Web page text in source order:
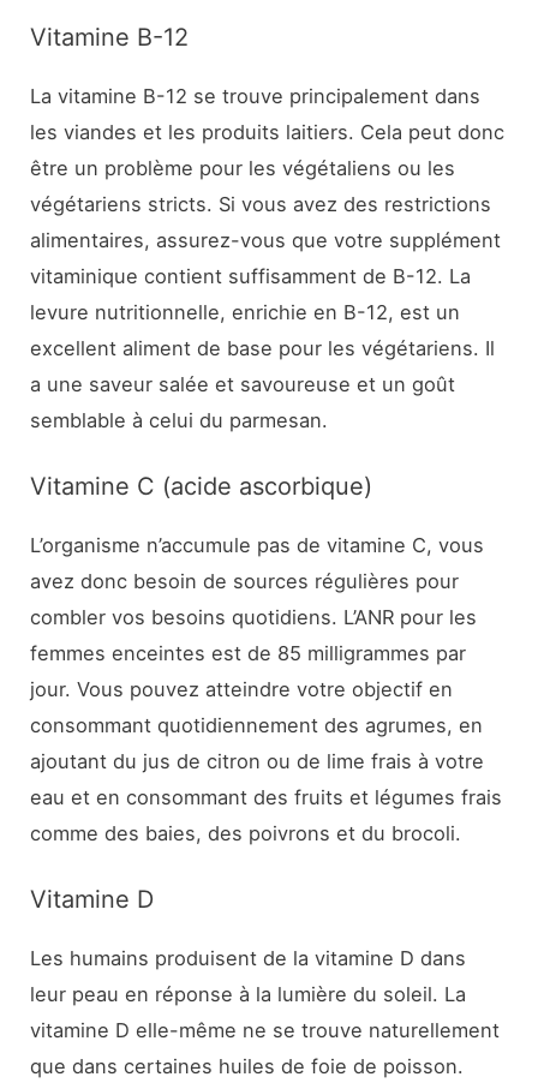
Vitamine B-12
La vitamine B-12 se trouve principalement dans
les viandes et les produits laitiers. Cela peut donc
être un problème pour les végétaliens ou les
végétariens stricts. Si vous avez des restrictions
alimentaires, assurez-vous que votre supplément
vitaminique contient suffisamment de B-12. La
levure nutritionnelle, enrichie en B-12, est un
excellent aliment de base pour les végétariens. Il
a une saveur salée et savoureuse et un goût
semblable à celui du parmesan.
Vitamine C (acide ascorbique)
L’organisme n’accumule pas de vitamine C, vous
avez donc besoin de sources régulières pour
combler vos besoins quotidiens. L’ANR pour les
femmes enceintes est de 85 milligrammes par
jour. Vous pouvez atteindre votre objectif en
consommant quotidiennement des agrumes, en
ajoutant du jus de citron ou de lime frais à votre
eau et en consommant des fruits et légumes frais
comme des baies, des poivrons et du brocoli.
Vitamine D
Les humains produisent de la vitamine D dans
leur peau en réponse à la lumière du soleil. La
vitamine D elle-même ne se trouve naturellement
que dans certaines huiles de foie de poisson.